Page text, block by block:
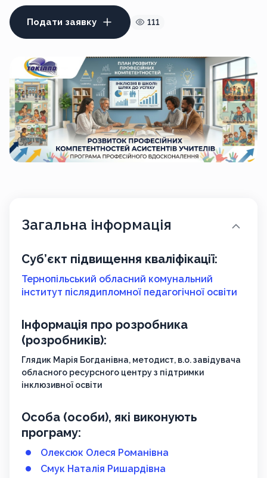
Подати заявку 111
Загальна інформація
Суб’єкт підвищення кваліфікації:
Тернопільський обласний комунальний
інститут післядипломної педагогічної освіти
Інформація про розробника
(розробників):
Глядик Марія Богданівна, методист, в.о. завідувача
обласного ресурсного центру з підтримки
інклюзивної освіти
Особа (особи), які виконують
програму:
Олексюк Олеся Романівна
Смук Наталія Ришардівна